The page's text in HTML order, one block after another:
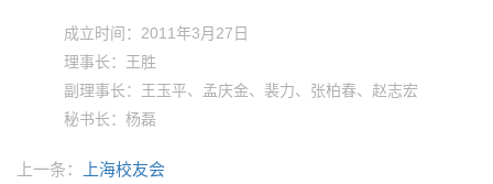
成立时间：2011年3月27日
理事长：王胜
副理事长：王玉平、孟庆金、裴力、张柏春、赵志宏
秘书长：杨磊
上一条：
上海校友会